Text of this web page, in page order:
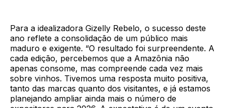
Para a idealizadora Gizelly Rebelo, o sucesso deste
ano reflete a consolidação de um público mais
maduro e exigente. “O resultado foi surpreendente. A
cada edição, percebemos que a Amazônia não
apenas consome, mas compreende cada vez mais
sobre vinhos. Tivemos uma resposta muito positiva,
tanto das marcas quanto dos visitantes, e já estamos
planejando ampliar ainda mais o número de